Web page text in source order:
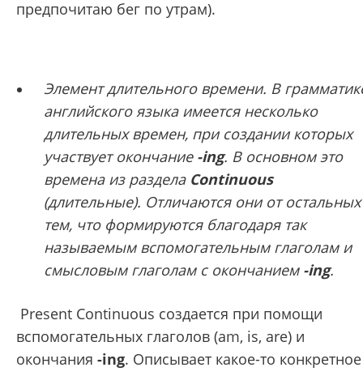
предпочитаю бег по утрам).
Элемент длительного времени. В
английского языка имеется несколько
длительных времен, при создании которых
участвует окончание -ing. В основном это
времена из раздела Continuous
(длительные). Отличаются они от остальных
тем, что формируются благодаря так
называемым вспомогательным глаголам и
смысловым глаголам с окончанием -ing.
Present Continuous создается при помощи
вспомогательных глаголов (am, is, are) и
окончания -ing. Описывает какое-то конкретное